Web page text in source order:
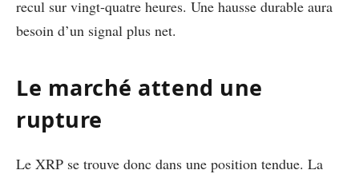
recul sur vingt-quatre heures. Une hausse durable aura
besoin d’un signal plus net.
Le marché attend une
rupture
Le XRP se trouve donc dans une position tendue. La